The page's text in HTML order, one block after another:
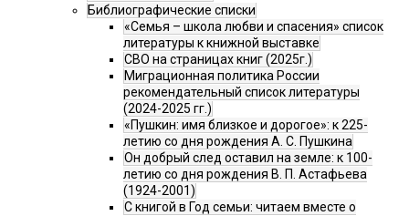
Библиографические списки
«Семья – школа любви и спасения» список
литературы к книжной выставке
СВО на страницах книг (2025г.)
Миграционная политика России
рекомендательный список литературы
(2024-2025 гг.)
«Пушкин: имя близкое и дорогое»: к 225-
летию со дня рождения А. С. Пушкина
Он добрый след оставил на земле: к 100-
летию со дня рождения В. П. Астафьева
(1924-2001)
С книгой в Год семьи: читаем вместе о